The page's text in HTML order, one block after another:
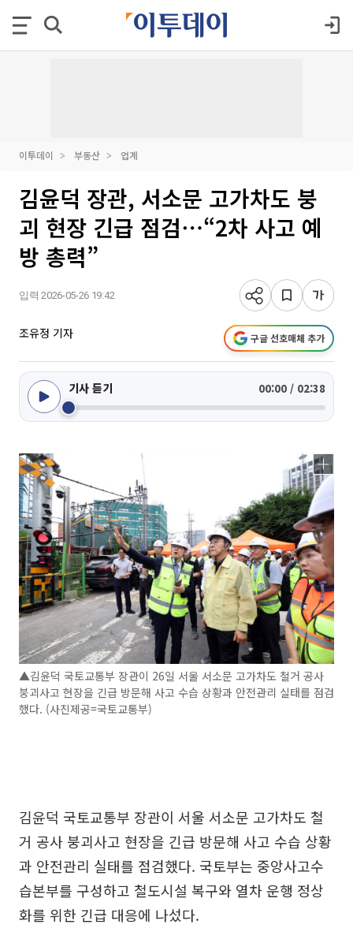
이투데이 부동산 업계
김윤덕 장관, 서소문 고가차도 붕
괴 현장 긴급 점검⋯“2차 사고 예
방 총력”
입력 2026-05-26 19:42
조유정 기자 구글 선호매체 추가
기사 듣기 00:00 / 02:38
▲김윤덕 국토교통부 장관이 26일 서울 서소문 고가차도 철거 공사
붕괴사고 현장을 긴급 방문해 사고 수습 상황과 안전관리 실태를 점검
했다. (사진제공=국토교통부)
김윤덕 국토교통부 장관이 서울 서소문 고가차도 철
거 공사 붕괴사고 현장을 긴급 방문해 사고 수습 상황
과 안전관리 실태를 점검했다. 국토부는 중앙사고수
습본부를 구성하고 철도시설 복구와 열차 운행 정상
화를 위한 긴급 대응에 나섰다.